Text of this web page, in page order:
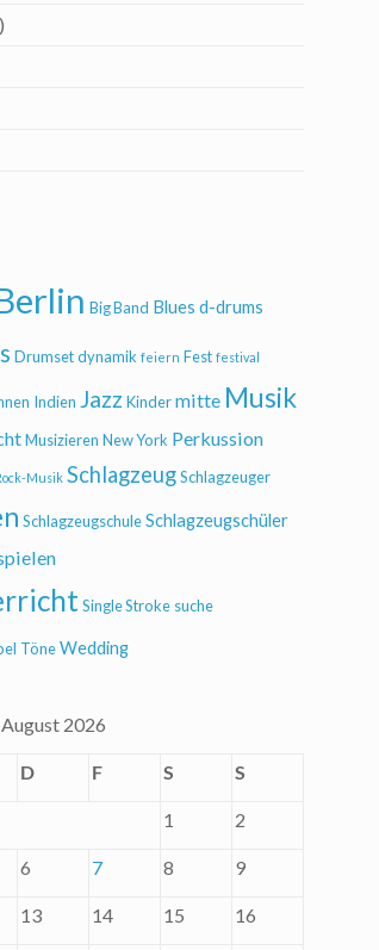
Big Band Blues d-drums
Drumsetdynamik feiern Fest festival
Indien Jazz Kindermitte Musik
Musizieren New York Perkussion
Musik SchlagzeugSchlagzeuger
SchlagzeugschuleSchlagzeugschüler
Single Stroke suche
TöneWedding
August 2026
D F S S
1 2
6 7 8 9
13 14 15 16